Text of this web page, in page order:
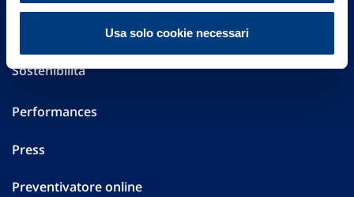
Usa solo cookie necessari
Altre informazioni
Sostenibilità
Performances
Press
Preventivatore online